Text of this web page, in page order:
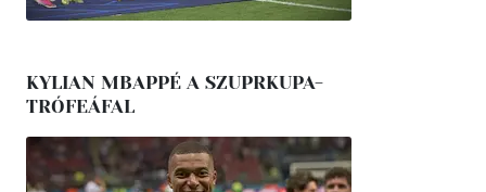
KYLIAN MBAPPÉ A SZUPRKUPA-
TRÓFEÁFAL